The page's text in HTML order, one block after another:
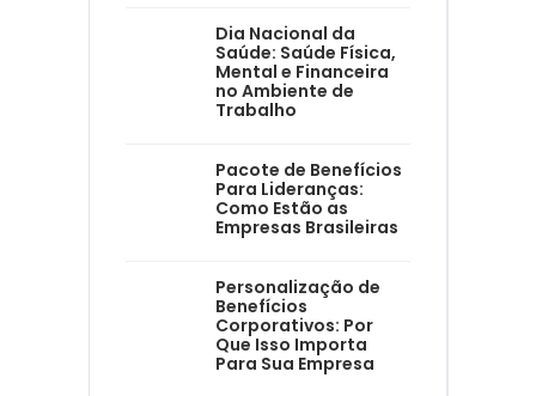
Dia Nacional da
Saúde: Saúde Física,
Mental e Financeira
no Ambiente de
Trabalho
Pacote de Benefícios
Para Lideranças:
Como Estão as
Empresas Brasileiras
Personalização de
Benefícios
Corporativos: Por
Que Isso Importa
Para Sua Empresa